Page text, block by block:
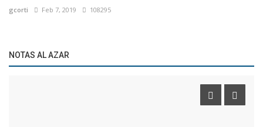
gcorti Feb 7, 2019 108295
NOTAS AL AZAR